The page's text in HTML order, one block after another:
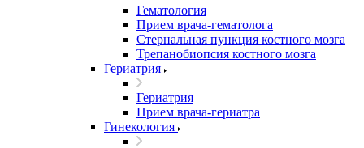
Гематология
Прием врача-гематолога
Стернальная пункция костного мозга
Трепанобиопсия костного мозга
Гериатрия
Гериатрия
Прием врача-гериатра
Гинекология